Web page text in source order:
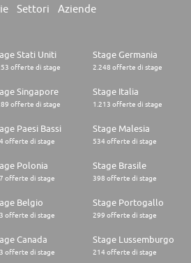
Settori Aziende
Stati Uniti
offerte di stage
Stage Germania
2.248 offerte di stage
Singapore
offerte di stage
Stage Italia
1.213 offerte di stage
Paesi Bassi
offerte di stage
Stage Malesia
534 offerte di stage
Polonia
offerte di stage
Stage Brasile
398 offerte di stage
Belgio
offerte di stage
Stage Portogallo
299 offerte di stage
Canada
offerte di stage
Stage Lussemburgo
214 offerte di stage